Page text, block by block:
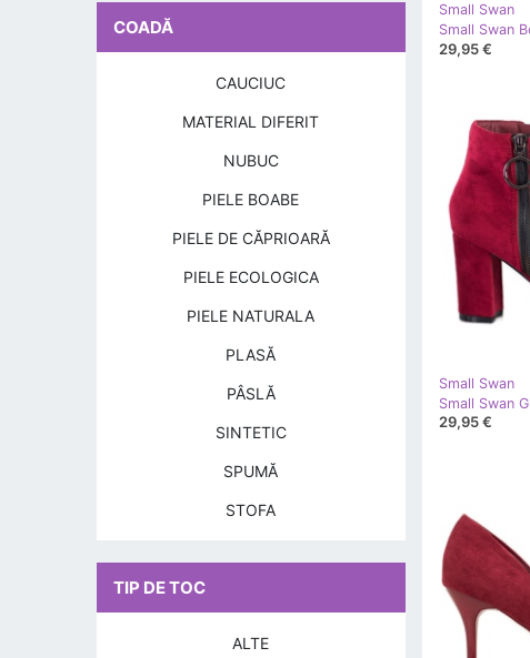
Small Swan
29,95 €
Small Swan
29,95 €
COADĂ
CAUCIUC
MATERIAL DIFERIT
NUBUC
PIELE BOABE
PIELE DE CĂPRIOARĂ
PIELE ECOLOGICA
PIELE NATURALA
PLASĂ
PÂSLĂ
SINTETIC
SPUMĂ
STOFA
TIP DE TOC
ALTE